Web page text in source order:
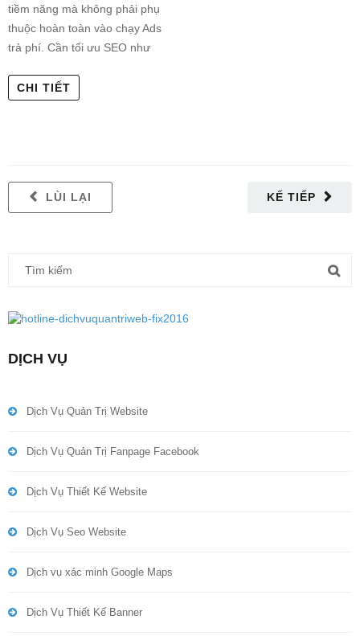
tiềm năng mà không phải phụ
thuộc hoàn toàn vào chạy Ads
trả phí. Cần tối ưu SEO như
CHI TIẾT
KẾ TIẾP
LÙI LẠI
DỊCH VỤ
Dịch Vụ Quản Trị Website
Dịch Vụ Quản Trị Fanpage Facebook
Dịch Vụ Thiết Kế Website
Dịch Vụ Seo Website
Dịch vụ xác minh Google Maps
Dịch Vụ Thiết Kế Banner